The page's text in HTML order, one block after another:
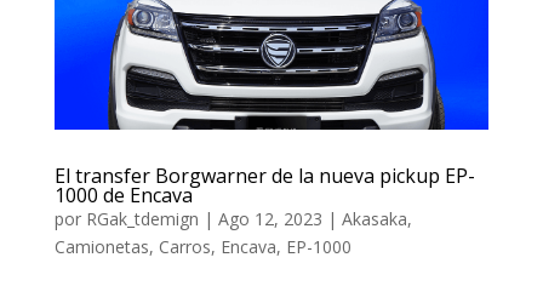
El transfer Borgwarner de la nueva pickup EP-
1000 de Encava
por RGak_tdemign | Ago 12, 2023 | Akasaka,
Camionetas, Carros, Encava, EP-1000